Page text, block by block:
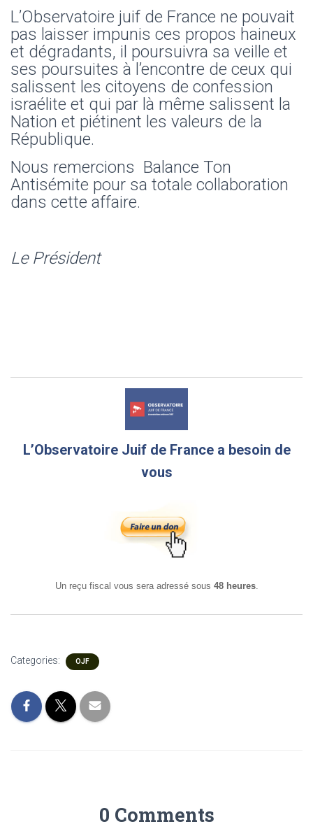
L’Observatoire juif de France ne pouvait
pas laisser impunis ces propos haineux
et dégradants, il poursuivra sa veille et
ses poursuites à l’encontre de ceux qui
salissent les citoyens de confession
israélite et qui par là même salissent la
Nation et piétinent les valeurs de la
République.
Nous remercions Balance Ton
Antisémite pour sa totale collaboration
dans cette affaire.
Le Président
L’Observatoire Juif de France a besoin de
vous
Un reçu fiscal vous sera adressé sous 48 heures.
Categories: OJF
0 Comments